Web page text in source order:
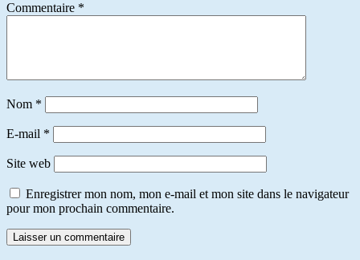
Commentaire *
Nom *
E-mail *
Site web
Enregistrer mon nom, mon e-mail et mon site dans le navigateur
pour mon prochain commentaire.